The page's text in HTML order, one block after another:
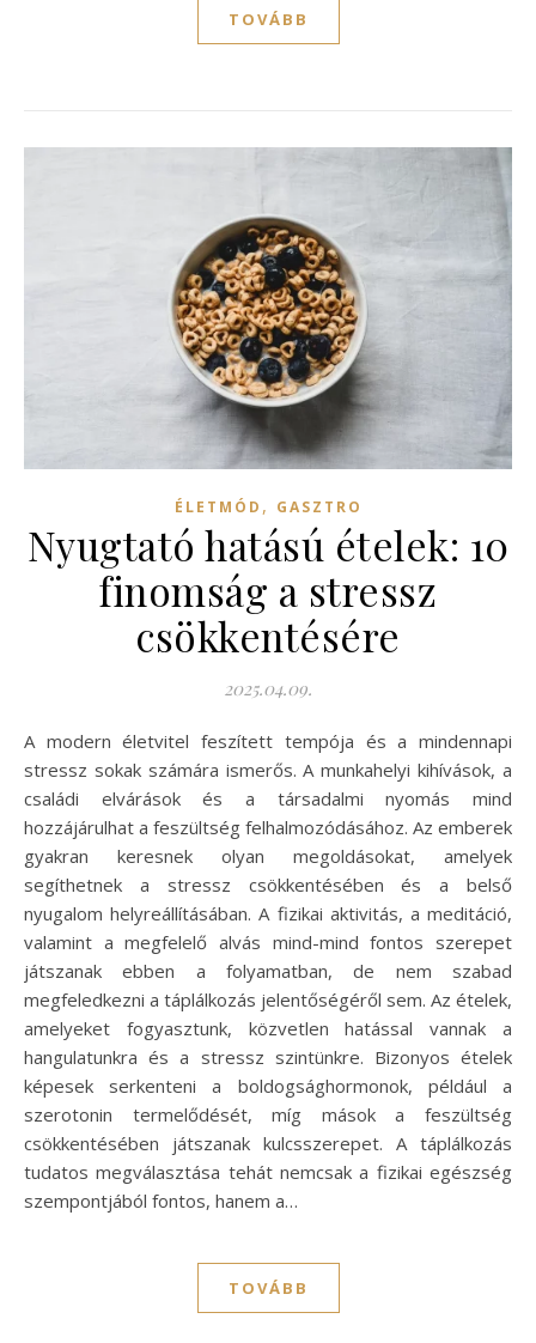
TOVÁBB
ÉLETMÓD , GASZTRO
Nyugtató hatású ételek: 10
finomság a stressz
csökkentésére
2025.04.09.
A modern életvitel feszített tempója és a mindennapi
stressz sokak számára ismerős. A munkahelyi kihívások, a
családi elvárások és a társadalmi nyomás mind
hozzájárulhat a feszültség felhalmozódásához. Az emberek
gyakran keresnek olyan megoldásokat, amelyek
segíthetnek a stressz csökkentésében és a belső
nyugalom helyreállításában. A fizikai aktivitás, a meditáció,
valamint a megfelelő alvás mind-mind fontos szerepet
játszanak ebben a folyamatban, de nem szabad
megfeledkezni a táplálkozás jelentőségéről sem. Az ételek,
amelyeket fogyasztunk, közvetlen hatással vannak a
hangulatunkra és a stressz szintünkre. Bizonyos ételek
képesek serkenteni a boldogsághormonok, például a
szerotonin termelődését, míg mások a feszültség
csökkentésében játszanak kulcsszerepet. A táplálkozás
tudatos megválasztása tehát nemcsak a fizikai egészség
szempontjából fontos, hanem a…
TOVÁBB